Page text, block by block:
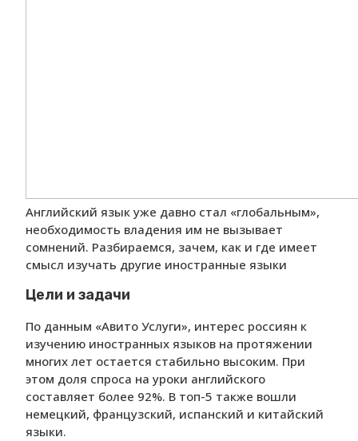
Английский язык уже давно стал «глобальным»,
необходимость владения им не вызывает
сомнений. Разбираемся, зачем, как и где имеет
смысл изучать другие иностранные языки
Цели и задачи
По данным «Авито Услуги», интерес россиян к
изучению иностранных языков на протяжении
многих лет остается стабильно высоким. При
этом доля спроса на уроки английского
составляет более 92%. В топ-5 также вошли
немецкий, французский, испанский и китайский
языки.